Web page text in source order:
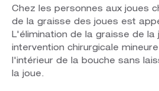
Chez les personnes aux joues
de la graisse des joues est
L'élimination de la graisse de la
intervention chirurgicale
l'intérieur de la bouche sans
la joue.